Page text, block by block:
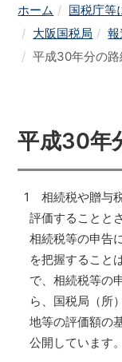
ホーム 国税庁等
大阪国税局
平成30年分の
平成30年
1 相続税や贈与
評価することと
相続税等の申告
を把握すること
で、相続税等の
ら、国税局（所
地等の評価額の
公開しています。